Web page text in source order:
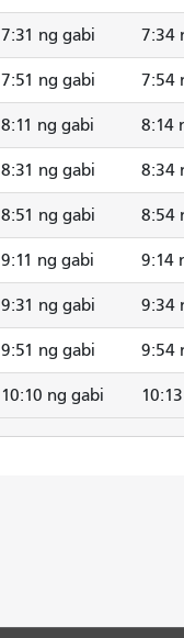
7:31 ng gabi 7:34
7:51 ng gabi 7:54
8:11 ng gabi 8:14
8:31 ng gabi 8:34
8:51 ng gabi 8:54
9:11 ng gabi 9:14
9:31 ng gabi 9:34
9:51 ng gabi 9:54
10:10 ng gabi